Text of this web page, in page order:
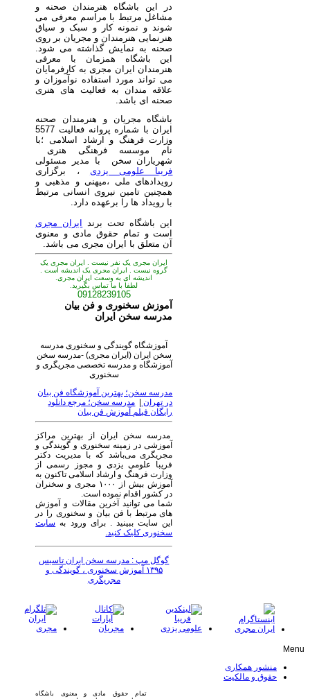
در این باشگاه هنرمندان صحنه و
مشاغل مرتبط با مراسم معرفی می
شوند و نمونه کار و سبک و سیاق
هنرنمایی هنرمندان و مجریان بر روی
صحنه به نمایش گذاشته می شود.
این باشگاه همزمان با معرفی
هنرمندان ایران مجری به کارفرمایان
می تواند مورد استفاده نوآموزان و
علاقه مندان به فعالیت های هنری
صحنه ای باشد.
باشگاه مجریان و هنرمندان صحنه
ایران با شماره پروانه فعالیت 5577
وزارت فرهنگ و ارشاد اسلامی ؛با
نام موسسه فرهنگی هنری
شهریاران سخن با مدیر مسئولی
فریبا علومی یزدی ، برگزاری
رویدادهای ملی ،میهنی و مذهبی و
همچنین تامین نیروی انسانی مرتبط
با رویداد ها را برعهده دارد.
این باشگاه تحت برند ایران مجری
است و تمام حقوق مادی و معنوی
آن متعلق با ایران مجری می باشد.
ایران مجری یک نفر نیست . ایران مجری یک
گروه نیست . ایران مجری یک اندیشه است .
اندیشه ای به وسعت ایران مجری.
لطفا با ما تماس بگیرید.
09128239105
آموزش سخنوری و فن بیان
مدرسه سخن ایران
آموزشگاه گویندگی و سخنوری مدرسه
سخن ایران (ایران مجری) -مدرسه سخن
آموزشگاه و مدرسه تخصصی مجریگری و
سخنوری
مدرسه سخن؛ بهترین آموزشگاه فن بیان
در تهران | مدرسه سخن؛ مرجع دانلود
رایگان فیلم آموزش فن بیان
مدرسه سخن ایران از بهترین مراکز
آموزشی در زمینه سخنوری و گویندگی و
مجریگری می‌باشد که با مدیریت دکتر
فریبا علومی یزدی و مجوز رسمی از
وزارت فرهنگ و ارشاد اسلامی تاکنون به
آموزش بیش از ۱۰۰۰ مجری و سخنران
در کشور اقدام نموده است.
شما می توانید آخرین مقالات و آموزش
های مرتبط با فن بیان و سخنوری را در
این سایت ببینید . برای ورود به سایت
سخنوری کلیک کنید.
گوگل مپ : مدرسه سخن ایران تاسیس
۱۳۹۵ آموزش سخنوری ، گویندگی و
مجریگری
Menu
منشور همکاری
حقوق و مالکیت
تمام حقوق مادی و معنوی باشگاه